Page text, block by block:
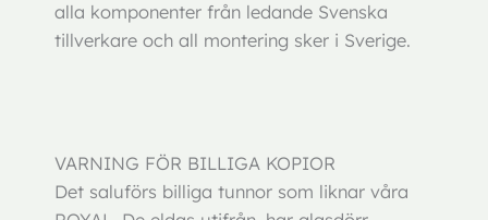
alla komponenter från ledande Svenska
tillverkare och all montering sker i Sverige.
VARNING FÖR BILLIGA KOPIOR
Det saluförs billiga tunnor som liknar våra